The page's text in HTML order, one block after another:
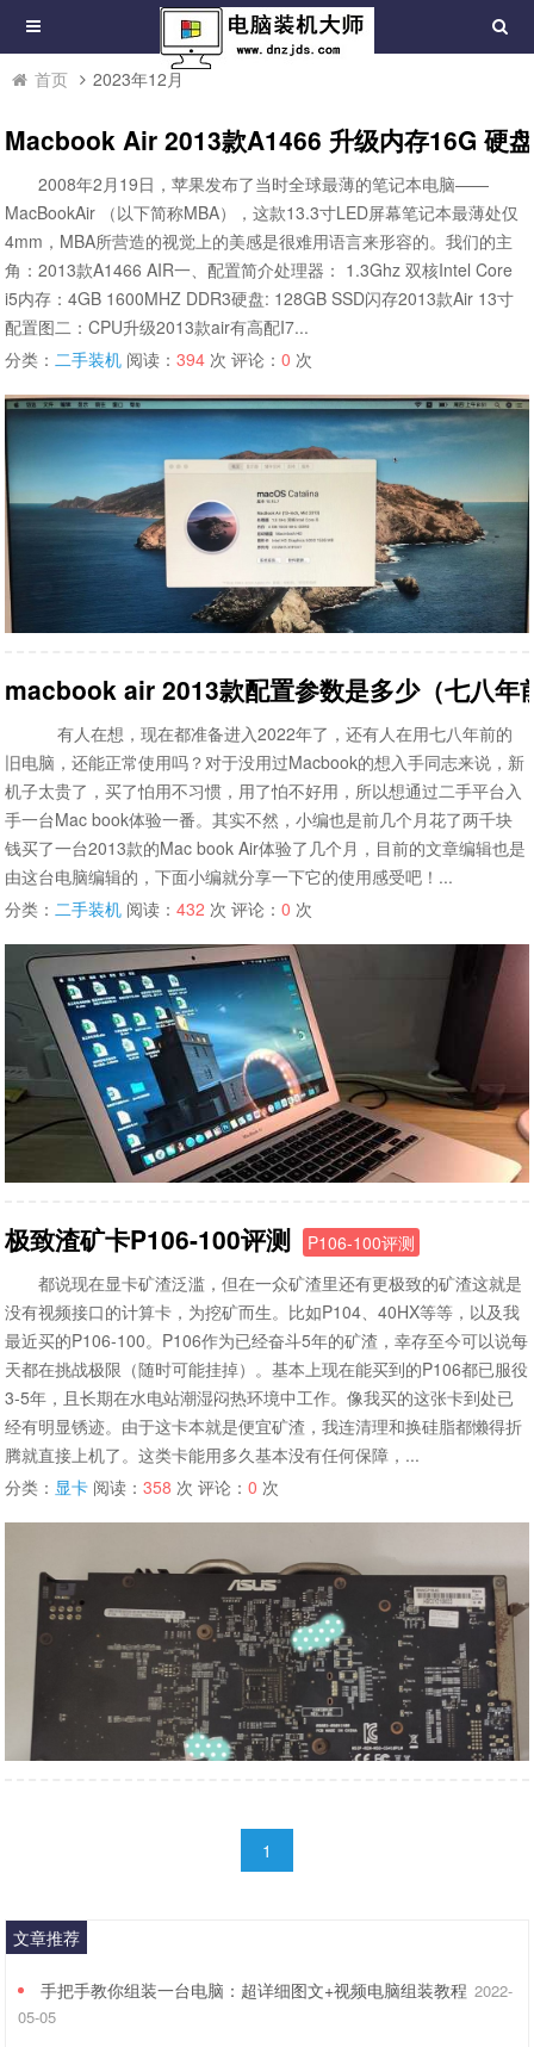
首页 2023年12月
Macbook Air 2013款A1466 升级内存16G 硬
2008年2月19日，苹果发布了当时全球最薄的笔记本电脑——
MacBookAir （以下简称MBA），这款13.3寸LED屏幕笔记本最薄处仅
4mm，MBA所营造的视觉上的美感是很难用语言来形容的。我们的主
角：2013款A1466 AIR一、配置简介处理器： 1.3Ghz 双核Intel Core
i5内存：4GB 1600MHZ DDR3硬盘: 128GB SSD闪存2013款Air 13寸
配置图二：CPU升级2013款air有高配I7...
分类：二手装机 阅读：394 次 评论：0 次
macbook air 2013款配置参数是多少（七八年
有人在想，现在都准备进入2022年了，还有人在用七八年前的
旧电脑，还能正常使用吗？对于没用过Macbook的想入手同志来说，新
机子太贵了，买了怕用不习惯，用了怕不好用，所以想通过二手平台入
手一台Mac book体验一番。其实不然，小编也是前几个月花了两千块
钱买了一台2013款的Mac book Air体验了几个月，目前的文章编辑也是
由这台电脑编辑的，下面小编就分享一下它的使用感受吧！...
分类：二手装机 阅读：432 次 评论：0 次
极致渣矿卡P106-100评测
P106-100评测
都说现在显卡矿渣泛滥，但在一众矿渣里还有更极致的矿渣这就是
没有视频接口的计算卡，为挖矿而生。比如P104、40HX等等，以及我
最近买的P106-100。P106作为已经奋斗5年的矿渣，幸存至今可以说每
天都在挑战极限（随时可能挂掉）。基本上现在能买到的P106都已服役
3-5年，且长期在水电站潮湿闷热环境中工作。像我买的这张卡到处已
经有明显锈迹。由于这卡本就是便宜矿渣，我连清理和换硅脂都懒得折
腾就直接上机了。这类卡能用多久基本没有任何保障，...
分类： 显卡 阅读：358 次 评论：0 次
1
文章推荐
手把手教你组装一台电脑：超详细图文+视频电脑组装教程 2022-
05-05